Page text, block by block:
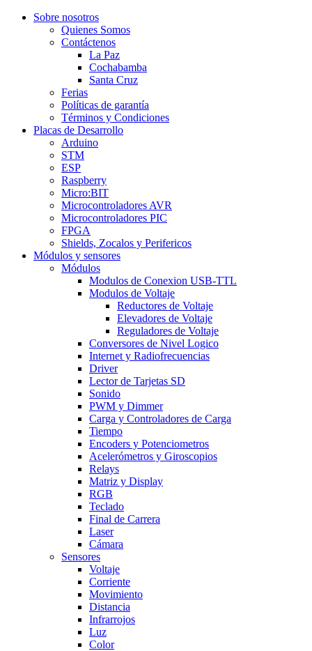
Sobre nosotros
Quienes Somos
Contáctenos
La Paz
Cochabamba
Santa Cruz
Ferias
Políticas de garantía
Términos y Condiciones
Placas de Desarrollo
Arduino
STM
ESP
Raspberry
Micro:BIT
Microcontroladores AVR
Microcontroladores PIC
FPGA
Shields, Zocalos y Perifericos
Módulos y sensores
Módulos
Modulos de Conexion USB-TTL
Modulos de Voltaje
Reductores de Voltaje
Elevadores de Voltaje
Reguladores de Voltaje
Conversores de Nivel Logico
Internet y Radiofrecuencias
Driver
Lector de Tarjetas SD
Sonido
PWM y Dimmer
Carga y Controladores de Carga
Tiempo
Encoders y Potenciometros
Acelerómetros y Giroscopios
Relays
Matriz y Display
RGB
Teclado
Final de Carrera
Laser
Cámara
Sensores
Voltaje
Corriente
Movimiento
Distancia
Infrarrojos
Luz
Color